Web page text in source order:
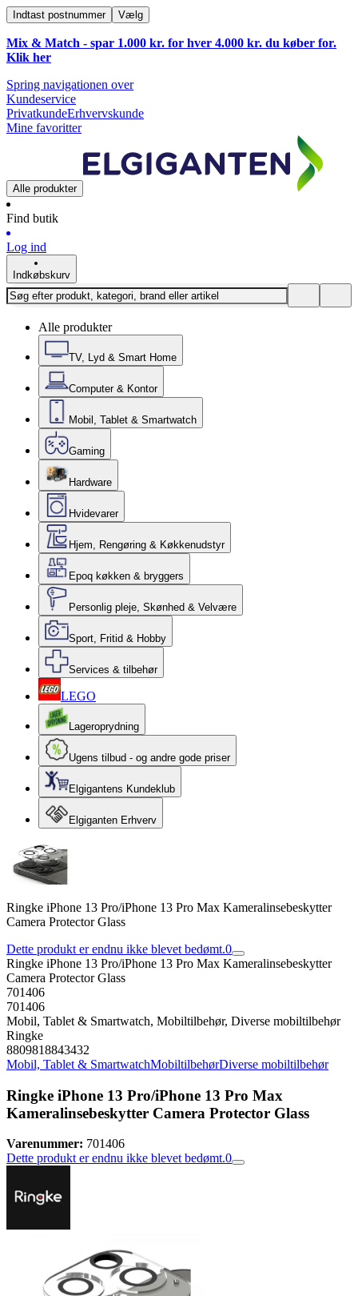
Indtast postnummer Vælg
Mix & Match - spar 1.000 kr. for hver 4.000 kr. du køber for.
Klik her
Spring navigationen over
Kundeservice
PrivatkundeErhvervskunde
Mine favoritter
Alle produkter
Find butik
Log ind
Indkøbskurv
Alle produkter
TV, Lyd & Smart Home
Computer & Kontor
Mobil, Tablet & Smartwatch
Gaming
Hardware
Hvidevarer
Hjem, Rengøring & Køkkenudstyr
Epoq køkken & bryggers
Personlig pleje, Skønhed & Velvære
Sport, Fritid & Hobby
Services & tilbehør
LEGO
Lageroprydning
Ugens tilbud - og andre gode priser
Elgigantens Kundeklub
Elgiganten Erhverv
Ringke iPhone 13 Pro/iPhone 13 Pro Max Kameralinsebeskytter
Camera Protector Glass
Dette produkt er endnu ikke blevet bedømt.0
Ringke iPhone 13 Pro/iPhone 13 Pro Max Kameralinsebeskytter
Camera Protector Glass
701406
701406
Mobil, Tablet & Smartwatch, Mobiltilbehør, Diverse mobiltilbehør
Ringke
8809818843432
Mobil, Tablet & SmartwatchMobiltilbehørDiverse mobiltilbehør
Ringke iPhone 13 Pro/iPhone 13 Pro Max
Kameralinsebeskytter Camera Protector Glass
Varenummer: 701406
Dette produkt er endnu ikke blevet bedømt.0